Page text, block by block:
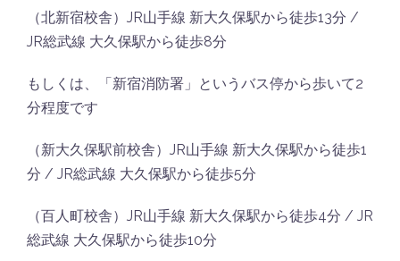
（北新宿校舎）JR山手線 新大久保駅から徒歩13分 /
JR総武線 大久保駅から徒歩8分
もしくは、「新宿消防署」というバス停から歩いて2
分程度です
（新大久保駅前校舎）JR山手線 新大久保駅から徒歩1
分 / JR総武線 大久保駅から徒歩5分
（百人町校舎）JR山手線 新大久保駅から徒歩4分 / JR
総武線 大久保駅から徒歩10分